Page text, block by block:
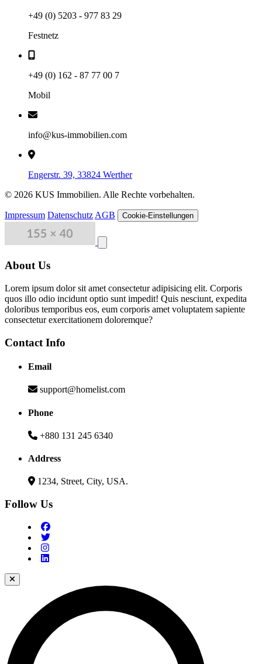
+49 (0) 5203 - 977 83 29
Festnetz
+49 (0) 162 - 87 77 00 7
Mobil
info@kus-immobilien.com
Engerstr. 39, 33824 Werther
© 2026 KUS Immobilien. Alle Rechte vorbehalten.
Impressum Datenschutz AGB Cookie-Einstellungen
Close menu
About Us
Lorem ipsum dolor sit amet consectetur adipisicing elit. Corporis
quos illo odio incidunt optio sunt impedit! Quis nesciunt, expedita
doloribus temporibus eos, eum corporis amet voluptatem sapiente
consectetur exercitationem doloremque?
Contact Info
Email
support@homelist.com
Phone
+880 131 245 6340
Address
1234, Street, City, USA.
Follow Us